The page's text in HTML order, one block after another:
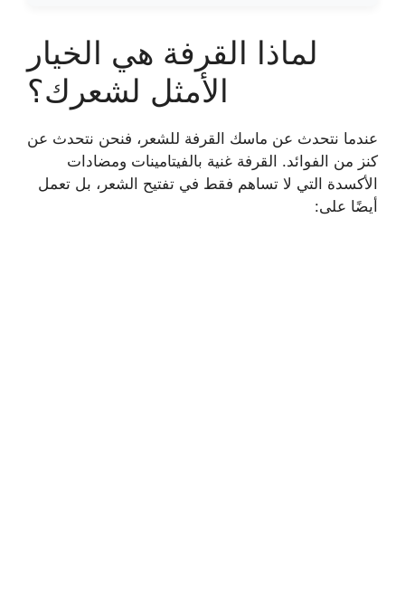
لماذا القرفة هي الخيار
الأمثل لشعرك؟
عندما نتحدث عن ماسك القرفة للشعر، فنحن نتحدث عن
كنز من الفوائد. القرفة غنية بالفيتامينات ومضادات
الأكسدة التي لا تساهم فقط في تفتيح الشعر، بل تعمل
أيضًا على: